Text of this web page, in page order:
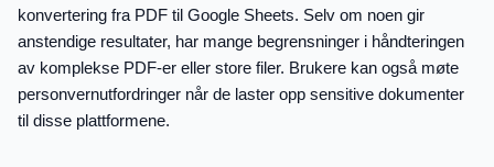
konvertering fra PDF til Google Sheets. Selv om noen gir
anstendige resultater, har mange begrensninger i håndteringen
av komplekse PDF-er eller store filer. Brukere kan også møte
personvernutfordringer når de laster opp sensitive dokumenter
til disse plattformene.